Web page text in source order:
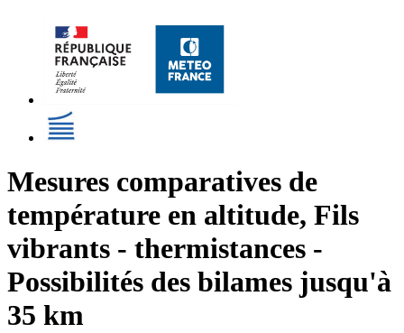
Mesures comparatives de
température en altitude, Fils
vibrants - thermistances -
Possibilités des bilames jusqu'à
35 km